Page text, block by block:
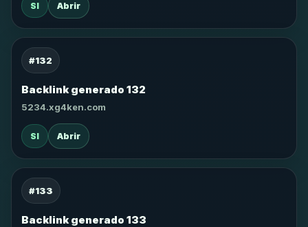
SI Abrir
#132
Backlink generado 132
5234.xg4ken.com
SI Abrir
#133
Backlink generado 133